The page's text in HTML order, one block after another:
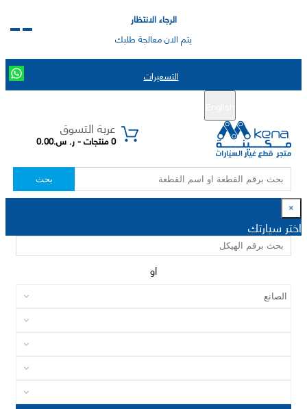
الرجاء الانتظار
يتم الان معالجة طلبك
التسعيرات
عربة التسوق
0 منتجات - ر. س.0.00
بحث
×
اختر سيارتك
او